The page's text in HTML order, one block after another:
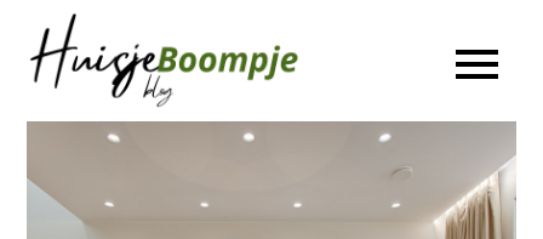
naar
inhoud
Boompje
Blog
De leukste Interieur,
Lifestyle blog